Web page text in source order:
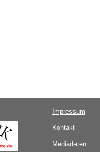
Impressum
Kontakt
Mediadaten